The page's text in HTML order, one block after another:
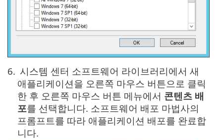
6. 시스템 센터 소프트웨어 라이브러리에서 새
애플리케이션을 오른쪽 마우스 버튼으로 클릭
한 후 오른쪽 마우스 버튼 메뉴에서 콘텐츠 배
포를 선택합니다. 소프트웨어 배포 마법사의
프롬프트를 따라 애플리케이션 배포를 완료합
니다.